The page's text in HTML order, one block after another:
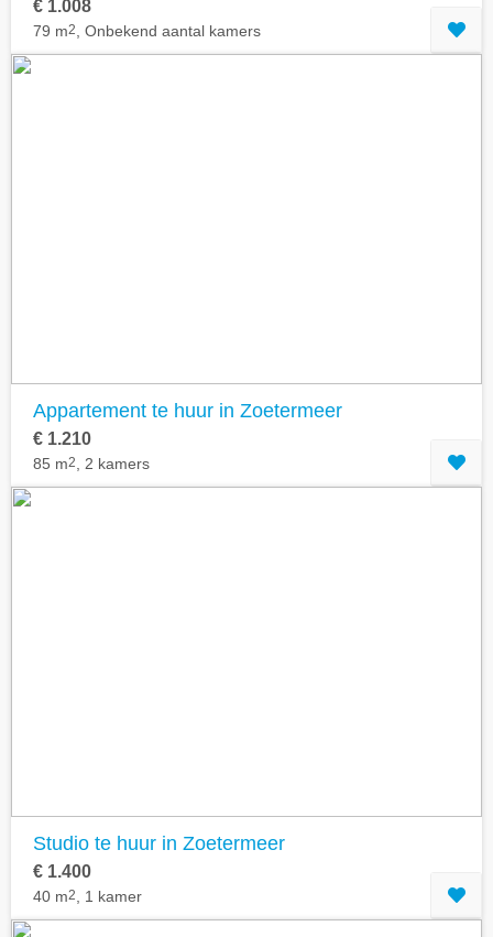
€ 1.008
79 m2 , Onbekend aantal kamers
Appartement te huur in Zoetermeer
€ 1.210
85 m2 , 2 kamers
Studio te huur in Zoetermeer
€ 1.400
40 m2 , 1 kamer